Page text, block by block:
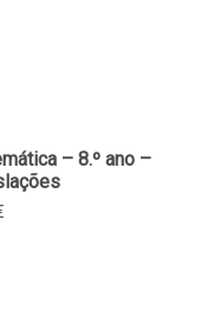
– 8.º ano –